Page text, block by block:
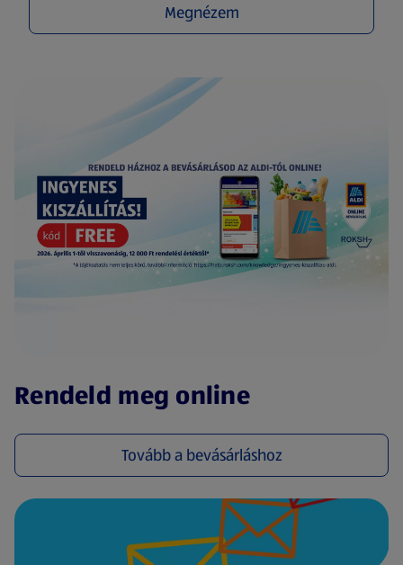
Megnézem
Rendeld meg online
Tovább a bevásárláshoz
(új oldalon nyílik meg)